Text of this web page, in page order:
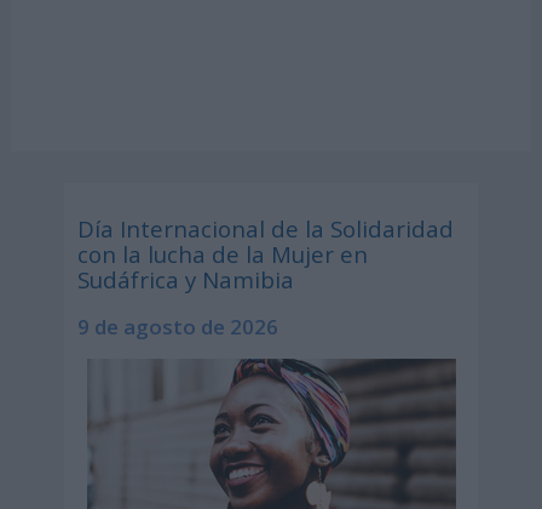
Día Internacional de la Solidaridad
con la lucha de la Mujer en
Sudáfrica y Namibia
9 de agosto de 2026